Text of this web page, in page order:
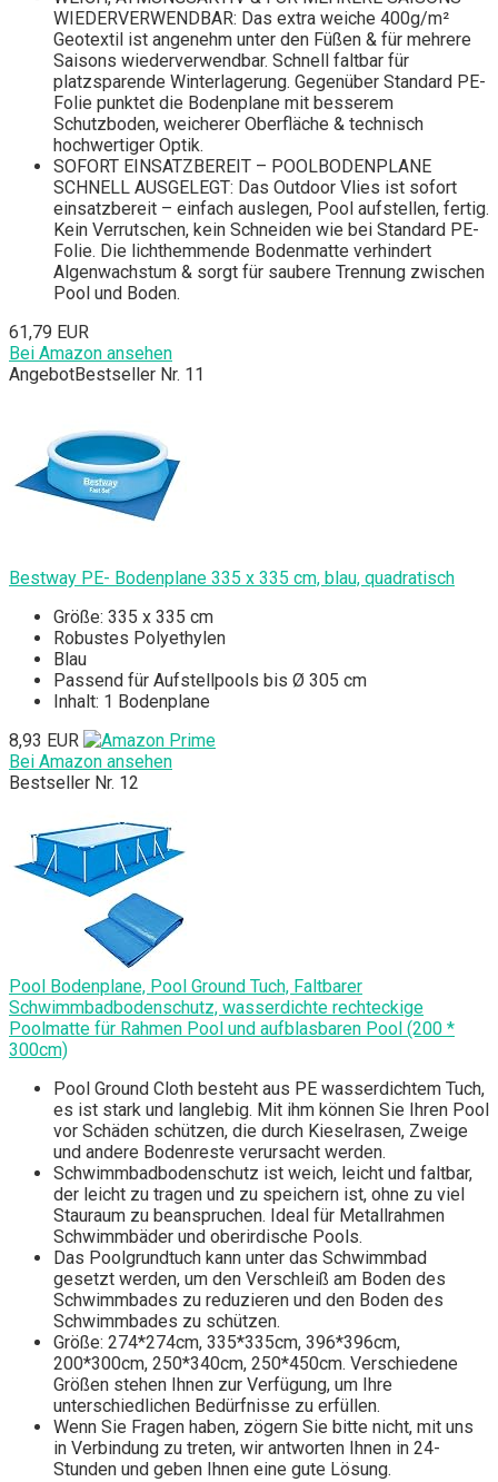
WIEDERVERWENDBAR: Das extra weiche 400g/m²
Geotextil ist angenehm unter den Füßen & für mehrere
Saisons wiederverwendbar. Schnell faltbar für
platzsparende Winterlagerung. Gegenüber Standard PE-
Folie punktet die Bodenplane mit besserem
Schutzboden, weicherer Oberfläche & technisch
hochwertiger Optik.
SOFORT EINSATZBEREIT – POOLBODENPLANE
SCHNELL AUSGELEGT: Das Outdoor Vlies ist sofort
einsatzbereit – einfach auslegen, Pool aufstellen, fertig.
Kein Verrutschen, kein Schneiden wie bei Standard PE-
Folie. Die lichthemmende Bodenmatte verhindert
Algenwachstum & sorgt für saubere Trennung zwischen
Pool und Boden.
61,79 EUR
Bei Amazon ansehen
AngebotBestseller Nr. 11
Bestway PE- Bodenplane 335 x 335 cm, blau, quadratisch
Größe: 335 x 335 cm
Robustes Polyethylen
Blau
Passend für Aufstellpools bis Ø 305 cm
Inhalt: 1 Bodenplane
8,93 EUR
Bei Amazon ansehen
Bestseller Nr. 12
Pool Bodenplane, Pool Ground Tuch, Faltbarer
Schwimmbadbodenschutz, wasserdichte rechteckige
Poolmatte für Rahmen Pool und aufblasbaren Pool (200 *
300cm)
Pool Ground Cloth besteht aus PE wasserdichtem Tuch,
es ist stark und langlebig. Mit ihm können Sie Ihren Pool
vor Schäden schützen, die durch Kieselrasen, Zweige
und andere Bodenreste verursacht werden.
Schwimmbadbodenschutz ist weich, leicht und faltbar,
der leicht zu tragen und zu speichern ist, ohne zu viel
Stauraum zu beanspruchen. Ideal für Metallrahmen
Schwimmbäder und oberirdische Pools.
Das Poolgrundtuch kann unter das Schwimmbad
gesetzt werden, um den Verschleiß am Boden des
Schwimmbades zu reduzieren und den Boden des
Schwimmbades zu schützen.
Größe: 274*274cm, 335*335cm, 396*396cm,
200*300cm, 250*340cm, 250*450cm. Verschiedene
Größen stehen Ihnen zur Verfügung, um Ihre
unterschiedlichen Bedürfnisse zu erfüllen.
Wenn Sie Fragen haben, zögern Sie bitte nicht, mit uns
in Verbindung zu treten, wir antworten Ihnen in 24-
Stunden und geben Ihnen eine gute Lösung.